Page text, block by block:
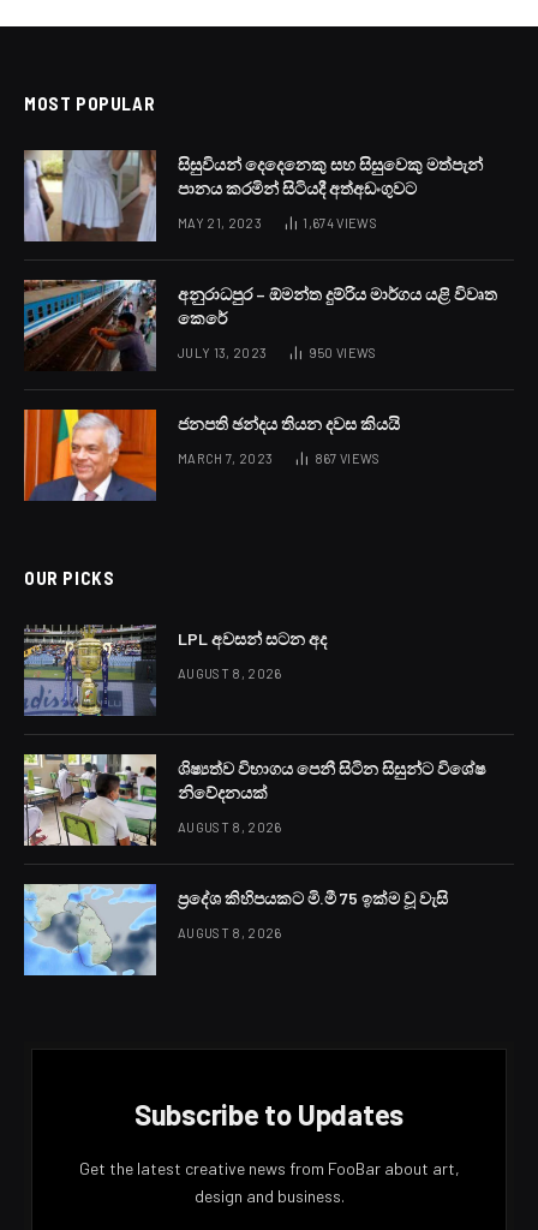
MOST POPULAR
සිසුවියන් දෙදෙනෙකු සහ සිසුවෙකු මත්පැන්
පානය කරමින් සිටියදී අත්අඩංගුවට
MAY 21, 2023 1,674VIEWS
අනුරාධපුර – ඕමන්ත දුම්රිය මාර්ගය යළි විවෘත
කෙරේ
JULY 13, 2023 950 VIEWS
ජනපති ඡන්දය තියන දවස කියයි
MARCH 7, 2023 867 VIEWS
OUR PICKS
LPL අවසන් සටන අද
AUGUST 8, 2026
ශිෂ්‍යත්ව විභාගය පෙනී සිටින සිසුන්ට විශේෂ
නිවේදනයක්
AUGUST 8, 2026
ප්‍රදේශ කිහිපයකට මි.මී 75 ඉක්ම වූ වැසි
AUGUST 8, 2026
Subscribe to Updates
Get the latest creative news from FooBar about art,
design and business.